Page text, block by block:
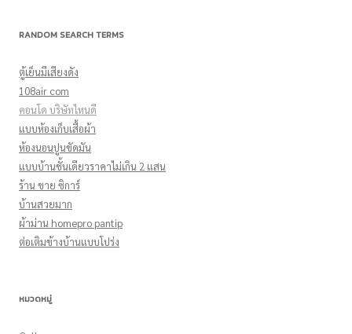
RANDOM SEARCH TERMS
ตู้เย็นมีเสียงดัง
108air com
คอนโด บริษัทไหนดี
แบบห้องเก็บเสื้อผ้า
ห้องนอนปูนขัดมัน
แบบบ้านชั้นเดียวราคาไม่เกิน 2 แสน
ร้าน ขาย ซิการ์
บ้านสวยมาก
ผ้าม่าน homepro pantip
ต่อเติมข้างบ้านแบบโปร่ง
หมวดหมู่